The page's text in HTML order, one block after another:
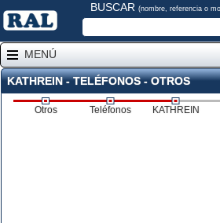
BUSCAR (nombre, referencia o
MENÚ
KATHREIN - TELÉFONOS - OTROS
Otros Teléfonos KATHREIN